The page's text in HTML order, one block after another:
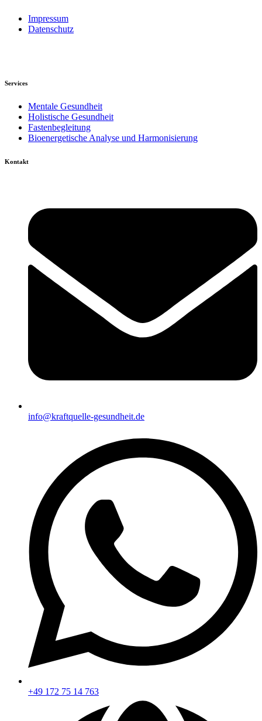
Impressum
Datenschutz
Services
Mentale Gesundheit
Holistische Gesundheit
Fastenbegleitung
Bioenergetische Analyse und Harmonisierung
Kontakt
info@kraftquelle-gesundheit.de
+49 172 75 14 763